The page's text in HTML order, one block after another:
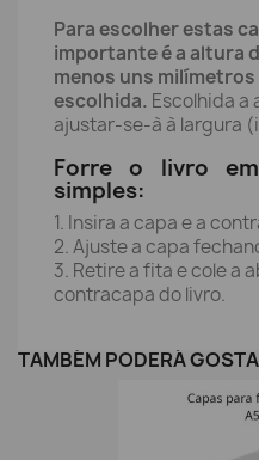
Para escolher estas
importante é a altura
menos uns milímetros
escolhida. Escolhida a
ajustar-se-à à largura
Forre o livro
simples:
1. Insira a capa e a
2. Ajuste a capa
3. Retire a fita e cole a
contracapa do livro.
TAMBÉM PODERÁ